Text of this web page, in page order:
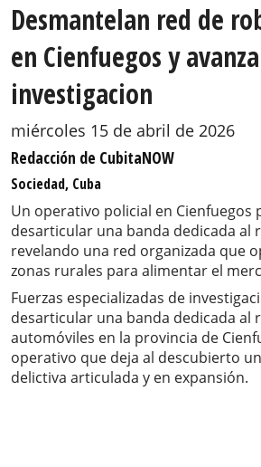
Desmantelan red de
en Cienfuegos y
investigacion
miércoles 15 de abril de 2026
Redacción de CubitaNOW
Sociedad, Cuba
Un operativo policial en Cienfuegos
desarticular una banda dedicada al
revelando una red organizada que
zonas rurales para alimentar el
Fuerzas especializadas de
desarticular una banda dedicada al
automóviles en la provincia de
operativo que deja al descubierto
delictiva articulada y en expansión.